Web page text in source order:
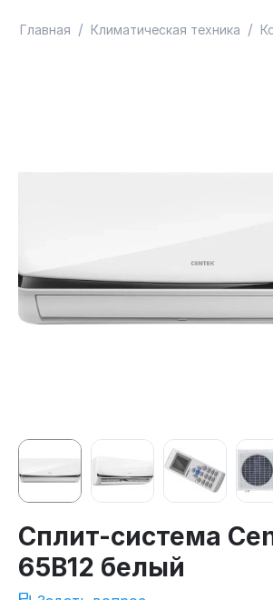
Главная / Климатическая техника /
Сплит-система
65B12 белый